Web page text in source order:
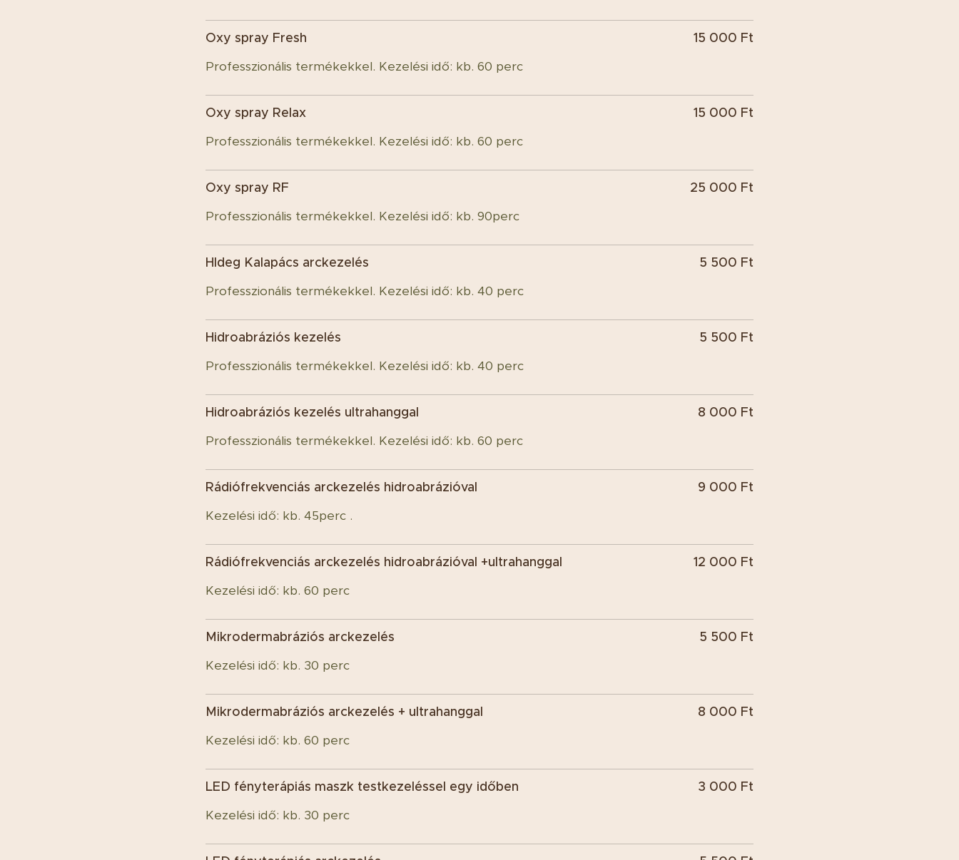
Oxy spray Fresh
Professzionális termékekkel. Kezelési idő: kb. 60 perc
15 000 Ft
Oxy spray Relax
Professzionális termékekkel. Kezelési idő: kb. 60 perc
15 000 Ft
Oxy spray RF
Professzionális termékekkel. Kezelési idő: kb. 90perc
25 000 Ft
HIdeg Kalapács arckezelés
Professzionális termékekkel. Kezelési idő: kb. 40 perc
5 500 Ft
Hidroabráziós kezelés
Professzionális termékekkel. Kezelési idő: kb. 40 perc
5 500 Ft
Hidroabráziós kezelés ultrahanggal
Professzionális termékekkel. Kezelési idő: kb. 60 perc
8 000 Ft
Rádiófrekvenciás arckezelés hidroabrázióval
Kezelési idő: kb. 45perc .
9 000 Ft
Rádiófrekvenciás arckezelés hidroabrázióval +ultrahanggal
Kezelési idő: kb. 60 perc
12 000 Ft
Mikrodermabráziós arckezelés
Kezelési idő: kb. 30 perc
5 500 Ft
Mikrodermabráziós arckezelés + ultrahanggal
Kezelési idő: kb. 60 perc
8 000 Ft
LED fényterápiás maszk testkezeléssel egy időben
Kezelési idő: kb. 30 perc
3 000 Ft